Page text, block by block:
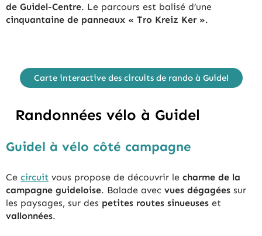
de Guidel-Centre. Le parcours est balisé d’une
cinquantaine de panneaux « Tro Kreiz Ker ».
Carte interactive des circuits de rando à Guidel
Randonnées vélo à Guidel
Guidel à vélo côté campagne
Ce circuit vous propose de découvrir le charme de la
campagne guideloise. Balade avec vues dégagées sur
les paysages, sur des petites routes sinueuses et
vallonnées.